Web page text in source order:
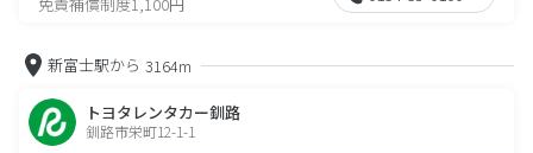
新富士駅から 3164m
トヨタレンタカー釧路
釧路市栄町12-1-1